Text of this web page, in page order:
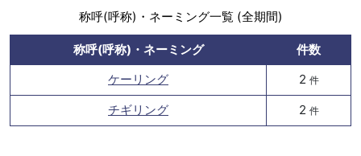
称呼(呼称)・ネーミング一覧 (全期間)
称呼(呼称)・ネーミング
件数
ケーリング
2 件
チギリング 2 件